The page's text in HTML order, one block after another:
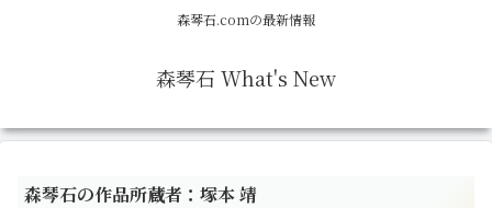
森琴石.comの最新情報
森琴石 What's New
森琴石の作品所蔵者：塚本 靖